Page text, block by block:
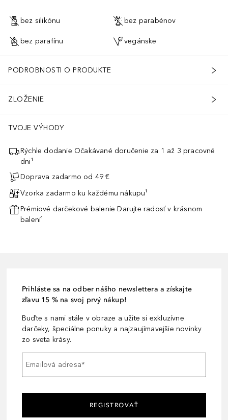
bez silikónu bez parabénov
bez parafínu vegánske
PODROBNOSTI O PRODUKTE
ZLOŽENIE
TVOJE VÝHODY
Rýchle dodanie Očakávané doručenie za 1 až 3 pracovné
dni¹
Doprava zadarmo od 49 €
Vzorka zadarmo ku každému nákupu¹
Prémiové darčekové balenie Darujte radosť v krásnom
balení¹
Prihláste sa na odber nášho newslettera a získajte
zľavu 15 % na svoj prvý nákup!
Buďte s nami stále v obraze a užite si exkluzívne
darčeky, špeciálne ponuky a najzaujímavejšie novinky
zo sveta krásy.
Emailová adresa*
REGISTROVAŤ